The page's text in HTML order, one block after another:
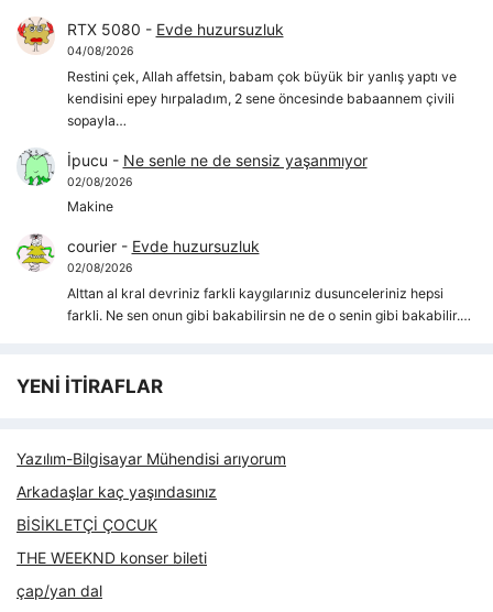
RTX 5080 - Evde huzursuzluk
04/08/2026
Restini çek, Allah affetsin, babam çok büyük bir yanlış yaptı ve
kendisini epey hırpaladım, 2 sene öncesinde babaannem çivili
sopayla…
İpucu - Ne senle ne de sensiz yaşanmıyor
02/08/2026
Makine
courier- Evde huzursuzluk
02/08/2026
Alttan al kral devriniz farkli kaygılarıniz dusunceleriniz hepsi
farkli. Ne sen onun gibi bakabilirsin ne de o senin gibi bakabilir.…
YENİ İTİRAFLAR
Yazılım-Bilgisayar Mühendisi arıyorum
Arkadaşlar kaç yaşındasınız
BİSİKLETÇİ ÇOCUK
THE WEEKND konser bileti
çap/yan dal